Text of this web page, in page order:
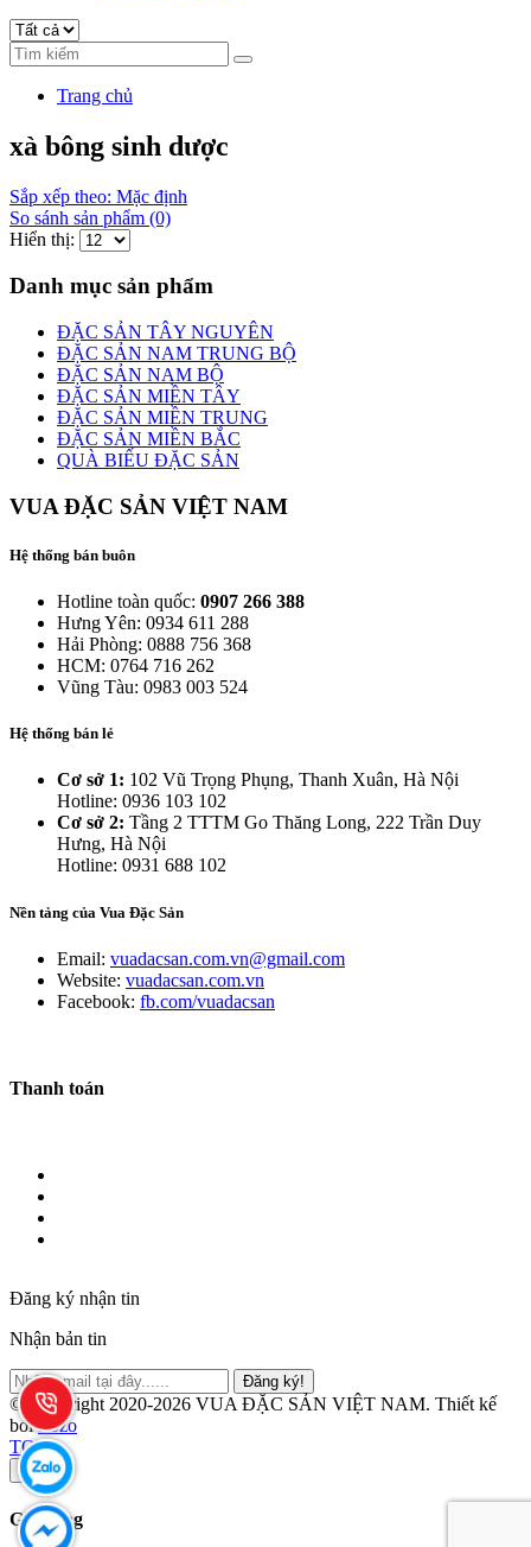
Trang chủ
xà bông sinh dược
Sắp xếp theo: Mặc định
So sánh sản phẩm (0)
Hiển thị:
Danh mục sản phẩm
ĐẶC SẢN TÂY NGUYÊN
ĐẶC SẢN NAM TRUNG BỘ
ĐẶC SẢN NAM BỘ
ĐẶC SẢN MIỀN TÂY
ĐẶC SẢN MIỀN TRUNG
ĐẶC SẢN MIỀN BẮC
QUÀ BIẾU ĐẶC SẢN
VUA ĐẶC SẢN VIỆT NAM
Hệ thống bán buôn
Hotline toàn quốc: 0907 266 388
Hưng Yên: 0934 611 288
Hải Phòng: 0888 756 368
HCM: 0764 716 262
Vũng Tàu: 0983 003 524
Hệ thống bán lẻ
Cơ sở 1: 102 Vũ Trọng Phụng, Thanh Xuân, Hà Nội
Hotline: 0936 103 102
Cơ sở 2: Tầng 2 TTTM Go Thăng Long, 222 Trần Duy
Hưng, Hà Nội
Hotline: 0931 688 102
Nền tảng của Vua Đặc Sản
Email: vuadacsan.com.vn@gmail.com
Website: vuadacsan.com.vn
Facebook: fb.com/vuadacsan
Thanh toán
Đăng ký nhận tin
Nhận bản tin
Đăng ký!
© Copyright 2020-2026 VUA ĐẶC SẢN VIỆT NAM. Thiết kế
bởiZozo
TOP
×
Giỏ hàng